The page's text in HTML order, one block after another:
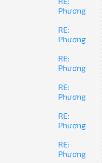
Phương
RE:
Phương
RE:
Phương
RE:
Phương
RE:
Phương
RE:
Phương